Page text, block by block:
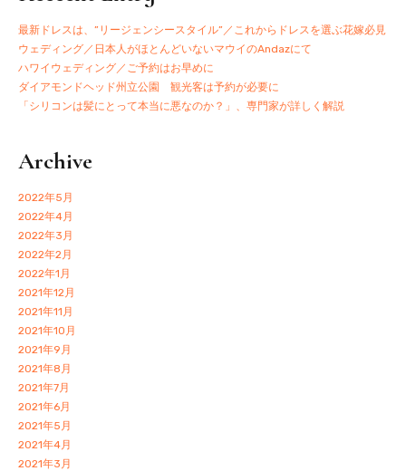
最新ドレスは、”リージェンシースタイル”／これからドレスを選ぶ花嫁必見
ウェディング／日本人がほとんどいないマウイのAndazにて
ハワイウェディング／ご予約はお早めに
ダイアモンドヘッド州立公園 観光客は予約が必要に
「シリコンは髪にとって本当に悪なのか？」、専門家が詳しく解説
Archive
2022年5月
2022年4月
2022年3月
2022年2月
2022年1月
2021年12月
2021年11月
2021年10月
2021年9月
2021年8月
2021年7月
2021年6月
2021年5月
2021年4月
2021年3月